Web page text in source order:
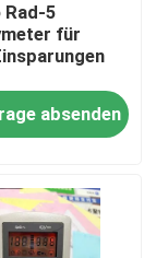
Rad-5
für
absenden